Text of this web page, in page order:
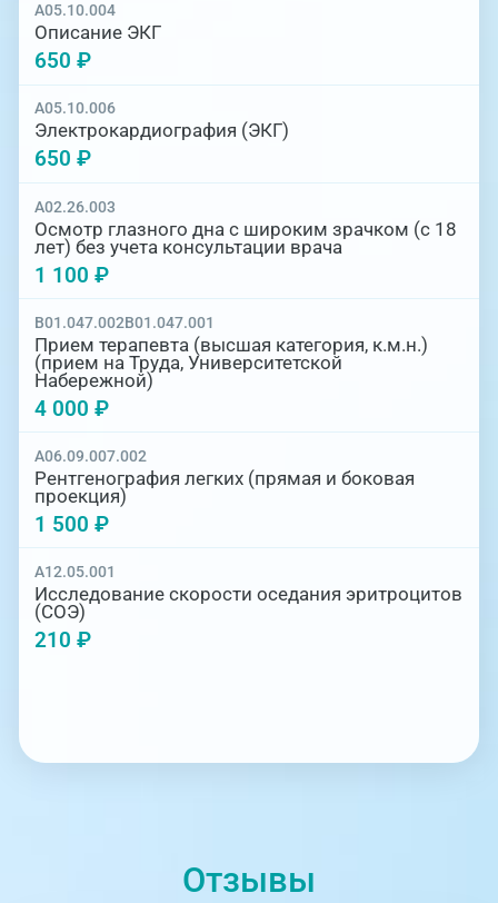
A05.10.004
Описание ЭКГ
650 ₽
A05.10.006
Электрокардиография (ЭКГ)
650 ₽
A02.26.003
Осмотр глазного дна с широким зрачком (с 18
лет) без учета консультации врача
1 100 ₽
B01.047.002B01.047.001
Прием терапевта (высшая категория, к.м.н.)
(прием на Труда, Университетской
Набережной)
4 000 ₽
A06.09.007.002
Рентгенография легких (прямая и боковая
проекция)
1 500 ₽
A12.05.001
Исследование скорости оседания эритроцитов
(СОЭ)
210 ₽
Отзывы